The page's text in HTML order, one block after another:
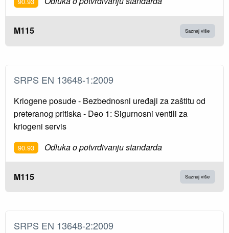
M115 Saznaj više
SRPS EN 13648-1:2009
Kriogene posude - Bezbednosni uređaji za zaštitu od
preteranog pritiska - Deo 1: Sigurnosni ventili za
kriogeni servis
90.93 Odluka o potvrđivanju standarda
M115 Saznaj više
SRPS EN 13648-2:2009